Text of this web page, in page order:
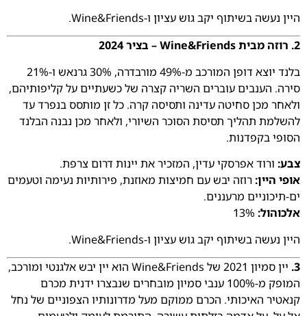
היין נעשה בשיתוף יקב גוש עציון ו-Wine&Friends.
2. רוזה
מבית Wine&Friends – בציר 2024
בלנד יוצא דופן המורכב מ-49% מורבדרה, 30% גרנאש ו-21%
סירה. הענבים עוברים השריה קצרה של כשעתיים על קליפותיהם,
ולאחר מכן סחיטה עדינה ותסיסה קרה. כל זן מותסס בנפרד עד
להשלמת תהליך תסיסת הסוכר השיורי, ולאחר מכן נבנה הבלנד
הסופי בקפדנות.
צבע: ורוד אפרסקי עדין, המזכיר את יינות דרום צרפת.
אופי היין:רוזה יבש עם חמיצות מאוזנת, פירותיות נעימה וטעמים
ים-תיכוניים מרעננים.
אלכוהול:
היין נעשה בשיתוף יקב גוש עציון ו-Wine&Friends.
3.
יין סמיון 2021 של Wine&Friends הוא יין יבש אלגנטי ומורכב,
המופק מ-100% ענבי סמיון מובחרים שנבצרו ידנית מכרם
קנאטיר האיכותי. הכרם ממוקם מעל מדרונותיו הצפוניים של נחל